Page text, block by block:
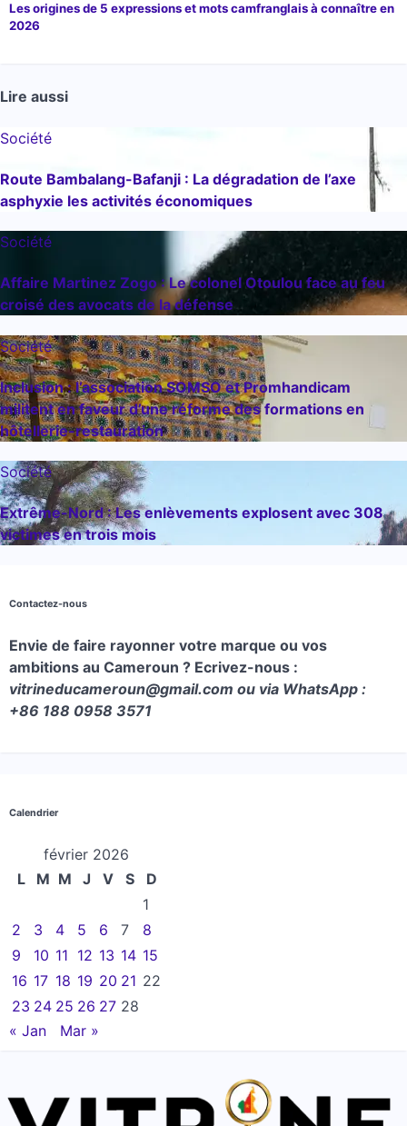
Les origines de 5 expressions et mots camfranglais à connaître en
2026
Lire aussi
Société
Route Bambalang-Bafanji : La dégradation de l’axe
asphyxie les activités économiques
Société
Affaire Martinez Zogo : Le colonel Otoulou face au feu
croisé des avocats de la défense
Société
Inclusion : l’association SOMSO et Promhandicam
militent en faveur d’une réforme des formations en
hôtellerie-restauration
Société
Extrême-Nord : Les enlèvements explosent avec 308
victimes en trois mois
Contactez-nous
Envie de faire rayonner votre marque ou vos
ambitions au Cameroun ? Ecrivez-nous :
vitrineducameroun@gmail.com ou via WhatsApp :
+86 188 0958 3571
Calendrier
février 2026
L
M M J V S
D
1
2
3 4 5 6 7
8
9
10 11 12 13 14 15
16 17 18 19 20 21 22
23 24 25 26 27 28
« Jan
Mar »